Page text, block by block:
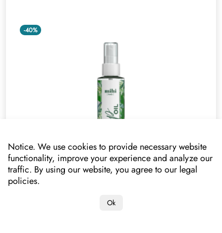
-40%
020309
Notice. We use cookies to provide necessary website
functionality, improve your experience and analyze our
traffic. By using our website, you agree to our legal
policies.
Ok